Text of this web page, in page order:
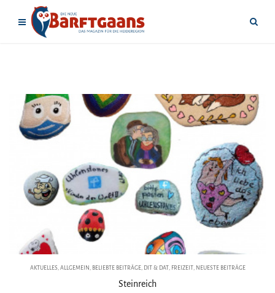
AKTUELLES, ALLGEMEIN , BELIEBTE BEITRÄGE, DIT & DAT, FREIZEIT, NEUESTE BEITRÄGE
Steinreich